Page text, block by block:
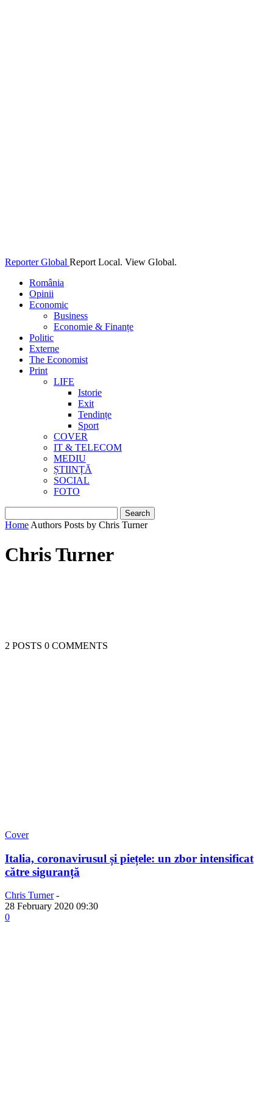
Reporter Global Report Local. View Global.
România
Opinii
Economic
Business
Economie & Finanțe
Politic
Externe
The Economist
Print
LIFE
Istorie
Exit
Tendințe
Sport
COVER
IT & TELECOM
MEDIU
ȘTIINȚĂ
SOCIAL
FOTO
Home Authors Posts by Chris Turner
Chris Turner
2 POSTS 0 COMMENTS
Cover
Italia, coronavirusul și piețele: un zbor intensificat
către siguranță
Chris Turner -
28 February 2020 09:30
0